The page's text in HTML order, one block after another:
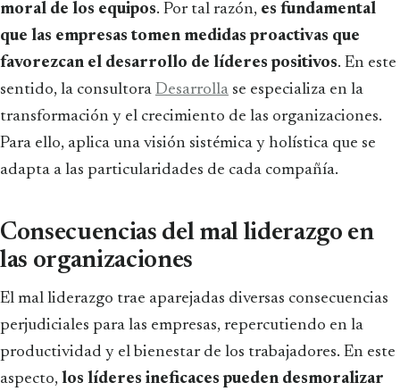
moral de los equipos. Por tal razón, es fundamental
que las empresas tomen medidas proactivas que
favorezcan el desarrollo de líderes positivos. En este
sentido, la consultora Desarrolla se especializa en la
transformación y el crecimiento de las organizaciones.
Para ello, aplica una visión sistémica y holística que se
adapta a las particularidades de cada compañía.
Consecuencias del mal liderazgo en
las organizaciones
El mal liderazgo trae aparejadas diversas consecuencias
perjudiciales para las empresas, repercutiendo en la
productividad y el bienestar de los trabajadores. En este
aspecto, los líderes ineficaces pueden desmoralizar